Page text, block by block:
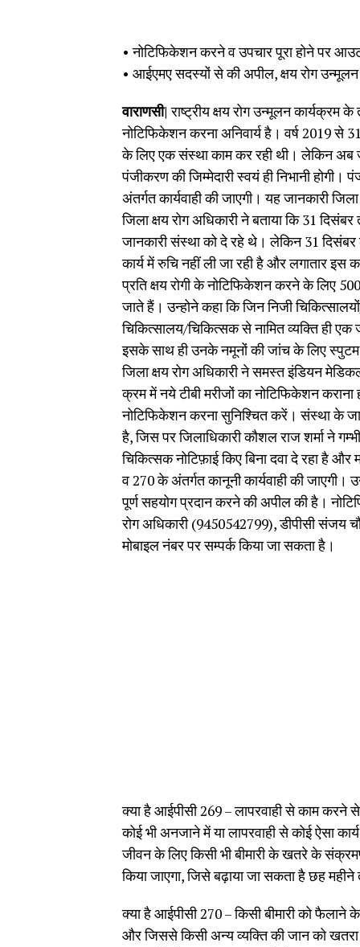
• नोटिफिकेशन करने व उपचार पूरा होने पर
• आईएमए सदस्यों से की अपील, क्षय रोग
वाराणसी|राष्ट्रीय क्षय रोग उन्मूलन कार्यक्रम
नोटिफिकेशन करना अनिवार्य है। वर्ष 2019 से
के लिए एक संस्था काम कर रही थी। लेकिन अब
पंजीकरण की जिम्मेदारी स्वयं ही निभानी
अंतर्गत कार्यवाही की जाएगी। यह जानकारी
जिला क्षय रोग अधिकारी ने बताया कि 31
जानकारी संस्था को दे रहे थे। लेकिन 31 दिसंबर
कार्य में रुचि नहीं ली जा रही है और लगातार इस
प्रति क्षय रोगी के नोटिफिकेशन करने के लिए
जाते हैं। उन्होने कहा कि जिन निजी
चिकित्सालय/चिकित्सक से नामित व्यक्ति ही एक
इसके साथ ही उनके नमूनों की जांच के लिए
जिला क्षय रोग अधिकारी ने समस्त इंडियन
क्रम में नये टीबी मरीजों का नोटिफिकेशन कराना
नोटिफिकेशन करना सुनिश्चित करें। संस्था के
है, जिस पर जिलाधिकारी कौशल राज शर्मा ने
चिकित्सक नोटिफ़ाई किए बिना दवा दे रहा है और
व 270 के अंतर्गत कानूनी कार्यवाही की
पूर्ण सहयोग प्रदान करने की अपील की है।
रोग अधिकारी (9450542799), डीपीसी संजय
मोबाइल नंबर पर सम्पर्क किया जा सकता है।
क्या है आईपीसी 269 – लापरवाही से काम
कोई भी अनजाने में या लापरवाही से कोई ऐसा
जीवन के लिए किसी भी बीमारी के खतरे के
किया जाएगा, जिसे बढ़ाया जा सकता है छह महीने
क्या है आईपीसी 270 – किसी बीमारी को
और जिससे किसी अन्य व्यक्ति की जान को खतरा